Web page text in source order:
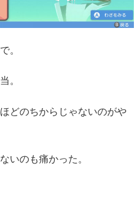
。
。
どのちからじゃないのがや
いのも痛かった。